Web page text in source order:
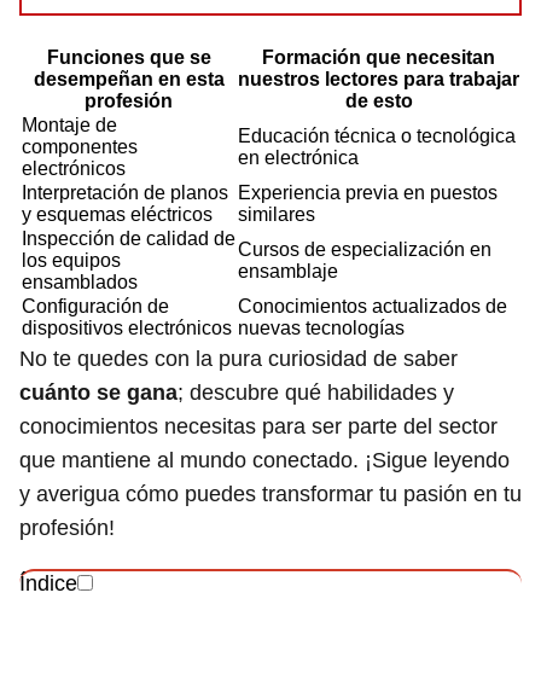
Funciones que se
desempeñan en esta
profesión
Formación que necesitan
nuestros lectores para trabajar
de esto
Montaje de
componentes
electrónicos
Educación técnica o tecnológica
en electrónica
Interpretación de planos
y esquemas eléctricos
Experiencia previa en puestos
similares
Inspección de calidad de
los equipos
ensamblados
Cursos de especialización en
ensamblaje
Configuración de
dispositivos electrónicos
Conocimientos actualizados de
nuevas tecnologías
No te quedes con la pura curiosidad de saber
cuánto se gana; descubre qué habilidades y
conocimientos necesitas para ser parte del sector
que mantiene al mundo conectado. ¡Sigue leyendo
y averigua cómo puedes transformar tu pasión en tu
profesión!
Índice